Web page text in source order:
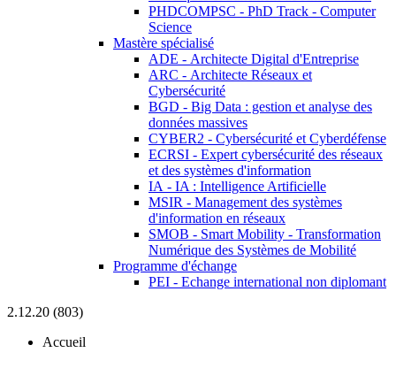
PHDCOMPSC - PhD Track - Computer
Science
Mastère spécialisé
ADE - Architecte Digital d'Entreprise
ARC - Architecte Réseaux et
Cybersécurité
BGD - Big Data : gestion et analyse des
données massives
CYBER2 - Cybersécurité et Cyberdéfense
ECRSI - Expert cybersécurité des réseaux
et des systèmes d'information
IA - IA : Intelligence Artificielle
MSIR - Management des systèmes
d'information en réseaux
SMOB - Smart Mobility - Transformation
Numérique des Systèmes de Mobilité
Programme d'échange
PEI - Echange international non diplomant
2.12.20 (803)
Accueil